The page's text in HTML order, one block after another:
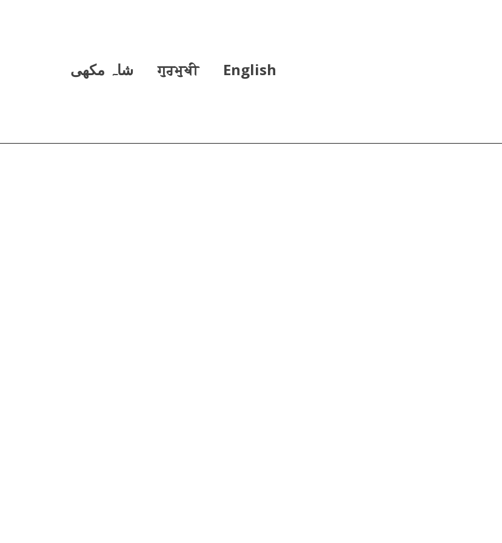
English
ਗੁਰਮੁਖੀ شاہ مکھی